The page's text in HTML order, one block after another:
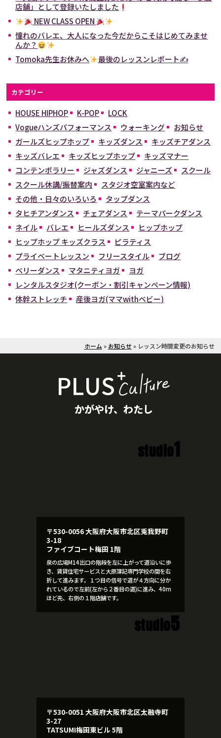
店舗」として登録いたしました
NEW CLASS OPEN
憧れのバレエ、大人になった今だからこそはじめてみませ
んか？
Tomoka先生お休みへ
最後のレッスンレポート✍
カテゴリー
HOUSE HIPHOP K-POP
LOCK
Vogueハンズパフォーマンス
ウォーキング
お知らせ
ガールズヒップホップ
キッズダンス
キッズチアダンス
キッズバレエ
キッズヒップホップ
キッズマナー
コンテンポラリー
ジャズダンス ジャニーズ
スクール
スクール休講/振替案内
スタジオ空室案内など
その他・日々のいろいろ
タップダンス
タヒチアンダンス
チェアダンス
テーマパークダンス
ネイル
バレエ ヒールズダンス
ヒップホップ
ヒップホップ キッズクラス
ピラティス
プライベートレッスン
フリースタイル
ブログ
ベリーダンス
マタニティヨガ
ヨガ
レンタルスタジオ(クーポン・割引キャンペーン情報)
体幹ストレッチ
産後ヨガ(ママwithベビー)
ホーム » お知らせ» レッスン時間変更のお知らせ
かがやけ、わたし
studio1
〒530-0056 大阪府大阪市北区兎我野町
3-18
ファイブコート梅田 1階
泉の広場M14出口の階段を左に上がって道沿いに歩
き、賃貸住宅サービスと大原簿記専門学校の間を右
折して進みます。１つ目の信号で道が４方向に分か
れているので左前(左から２番目の道)に進み、40m
ほど先、右側の１階店舗です。
studio5
〒530-0051 大阪府大阪市北区太融寺町
3-27
TATSUMI梅田東ビル 5階